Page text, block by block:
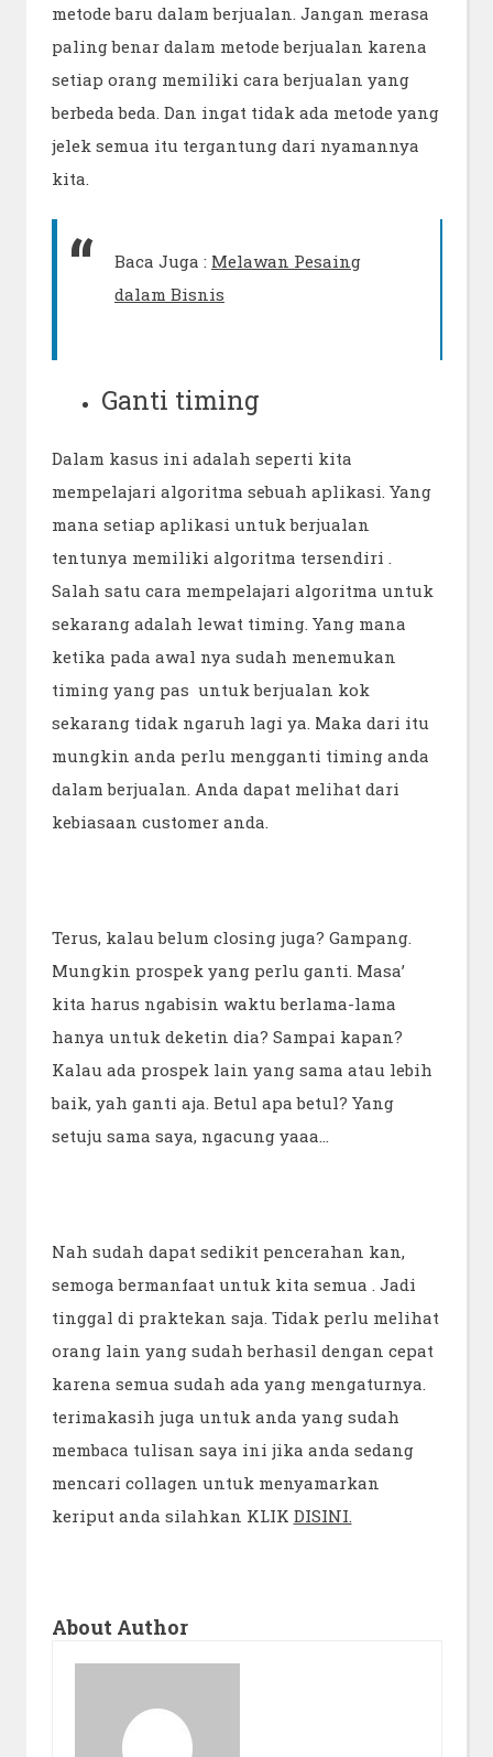
metode baru dalam berjualan. Jangan merasa
paling benar dalam metode berjualan karena
setiap orang memiliki cara berjualan yang
berbeda beda. Dan ingat tidak ada metode yang
jelek semua itu tergantung dari nyamannya
kita.
Baca Juga : Melawan Pesaing
dalam Bisnis
Ganti timing
Dalam kasus ini adalah seperti kita
mempelajari algoritma sebuah aplikasi. Yang
mana setiap aplikasi untuk berjualan
tentunya memiliki algoritma tersendiri .
Salah satu cara mempelajari algoritma untuk
sekarang adalah lewat timing. Yang mana
ketika pada awal nya sudah menemukan
timing yang pas untuk berjualan kok
sekarang tidak ngaruh lagi ya. Maka dari itu
mungkin anda perlu mengganti timing anda
dalam berjualan. Anda dapat melihat dari
kebiasaan customer anda.
Terus, kalau belum closing juga? Gampang.
Mungkin prospek yang perlu ganti. Masa’
kita harus ngabisin waktu berlama-lama
hanya untuk deketin dia? Sampai kapan?
Kalau ada prospek lain yang sama atau lebih
baik, yah ganti aja. Betul apa betul? Yang
setuju sama saya, ngacung yaaa…
Nah sudah dapat sedikit pencerahan kan,
semoga bermanfaat untuk kita semua . Jadi
tinggal di praktekan saja. Tidak perlu melihat
orang lain yang sudah berhasil dengan cepat
karena semua sudah ada yang mengaturnya.
terimakasih juga untuk anda yang sudah
membaca tulisan saya ini jika anda sedang
mencari collagen untuk menyamarkan
keriput anda silahkan KLIK DISINI.
About Author